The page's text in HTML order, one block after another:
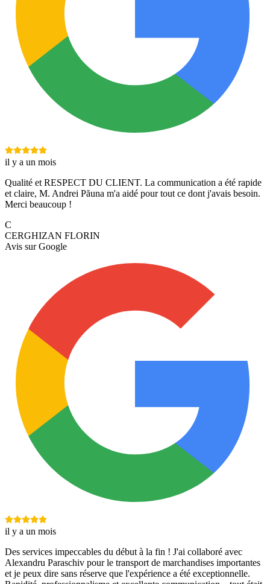
il y a un mois
Qualité et RESPECT DU CLIENT. La communication a été rapide
et claire, M. Andrei Păuna m'a aidé pour tout ce dont j'avais besoin.
Merci beaucoup !
C
CERGHIZAN FLORIN
Avis sur Google
il y a un mois
Des services impeccables du début à la fin ! J'ai collaboré avec
Alexandru Paraschiv pour le transport de marchandises importantes
et je peux dire sans réserve que l'expérience a été exceptionnelle.